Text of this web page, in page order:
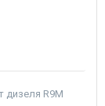
дизеля R9M